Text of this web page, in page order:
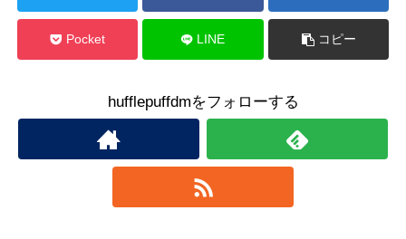
Pocket LINE コピー
hufflepuffdmをフォローする